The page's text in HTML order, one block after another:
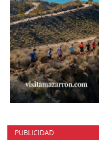
PUBLICIDAD